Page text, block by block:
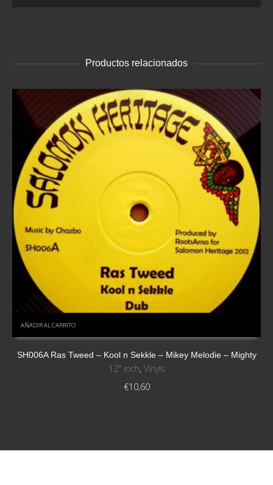
Productos relacionados
AÑADIR AL CARRITO
SH006A Ras Tweed – Kool n Sekkle – Mikey Melodie – Mighty
12" inch, Vinyls
€10,60